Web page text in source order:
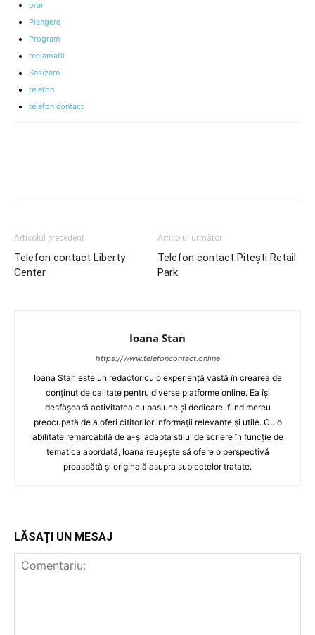
orar
Plangere
Program
reclamatii
Sesizare
telefon
telefon contact
Articolul precedent
Telefon contact Liberty
Center
Articolul următor
Telefon contact Pitești Retail
Park
Ioana Stan
https://www.telefoncontact.online
Ioana Stan este un redactor cu o experiență vastă în crearea de
conținut de calitate pentru diverse platforme online. Ea își
desfășoară activitatea cu pasiune și dedicare, fiind mereu
preocupată de a oferi cititorilor informații relevante și utile. Cu o
abilitate remarcabilă de a-și adapta stilul de scriere în funcție de
tematica abordată, Ioana reușește să ofere o perspectivă
proaspătă și originală asupra subiectelor tratate.
LĂSAȚI UN MESAJ